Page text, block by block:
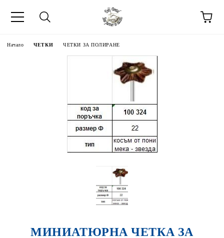
Начало ЧЕТКИ ЧЕТКИ ЗА ПОЛИРАНЕ
МИНИАТЮРНА ЧЕТКА ЗА